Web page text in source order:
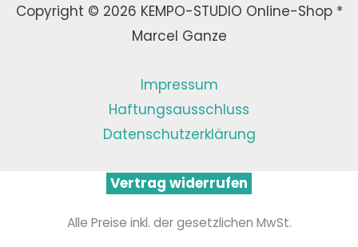
Copyright © 2026 KEMPO-STUDIO Online-Shop *
Marcel Ganze
Impressum
Haftungsausschluss
Datenschutzerklärung
Vertrag widerrufen
Alle Preise inkl. der gesetzlichen MwSt.